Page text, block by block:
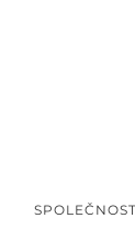
SPOLEČNOST